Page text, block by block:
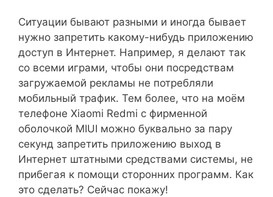
Ситуации бывают разными и иногда бывает
нужно запретить какому-нибудь приложению
доступ в Интернет. Например, я делают так
со всеми играми, чтобы они посредствам
загружаемой рекламы не потребляли
мобильный трафик. Тем более, что на моём
телефоне Xiaomi Redmi с фирменной
оболочкой MIUI можно буквально за пару
секунд запретить приложению выход в
Интернет штатными средствами системы, не
прибегая к помощи сторонних программ. Как
это сделать? Сейчас покажу!